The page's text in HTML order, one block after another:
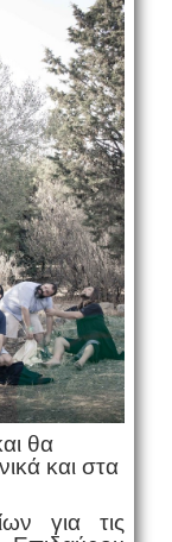
θα
και στα
για τις